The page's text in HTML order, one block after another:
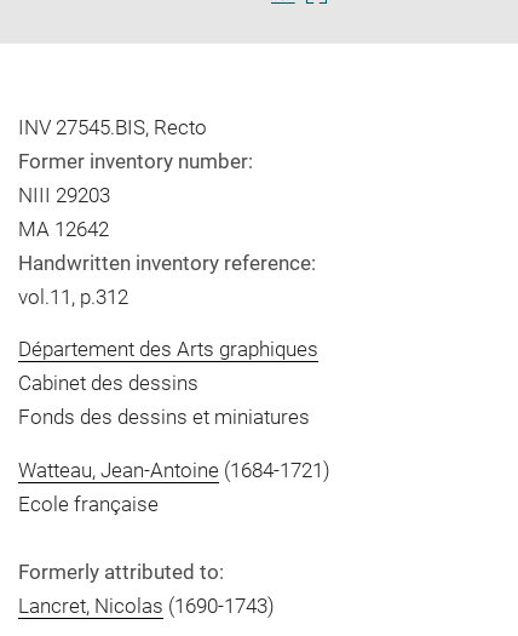
imageimage
INV 27545.BIS, Recto
Former inventory number:
NIII 29203
MA 12642
Handwritten inventory reference:
vol.11, p.312
Département des Arts graphiques
Cabinet des dessins
Fonds des dessins et miniatures
Watteau, Jean-Antoine(1684-1721)
Ecole française
Formerly attributed to:
Lancret, Nicolas (1690-1743)